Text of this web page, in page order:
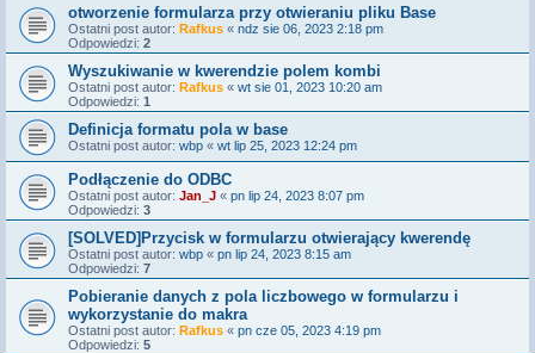
otworzenie formularza przy otwieraniu pliku Base
Ostatni post autor: Rafkus « ndz sie 06, 2023 2:18 pm
Odpowiedzi: 2
Wyszukiwanie w kwerendzie polem kombi
Ostatni post autor: Rafkus « wt sie 01, 2023 10:20 am
Odpowiedzi: 1
Definicja formatu pola w base
Ostatni post autor: wbp « wt lip 25, 2023 12:24 pm
Podłączenie do ODBC
Ostatni post autor: Jan_J « pn lip 24, 2023 8:07 pm
Odpowiedzi: 3
[SOLVED]Przycisk w formularzu otwierający kwerendę
Ostatni post autor: wbp « pn lip 24, 2023 8:15 am
Odpowiedzi: 7
Pobieranie danych z pola liczbowego w formularzu i
wykorzystanie do makra
Ostatni post autor: Rafkus « pn cze 05, 2023 4:19 pm
Odpowiedzi: 5